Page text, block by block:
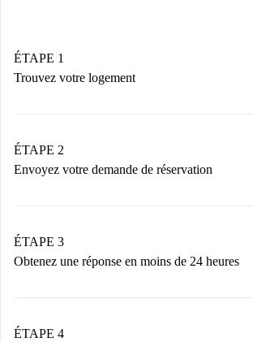
ÉTAPE 1
Trouvez votre logement
Vous disposez à l’avance de toutes les
nécessaires.
ÉTAPE 2
Envoyez votre demande de réservation
Nous ne vous facturerons rien tant que
n’aura pas accepté.
ÉTAPE 3
Obtenez une réponse en moins de 24 heures
contact avec le propriétaire.
ÉTAPE 4